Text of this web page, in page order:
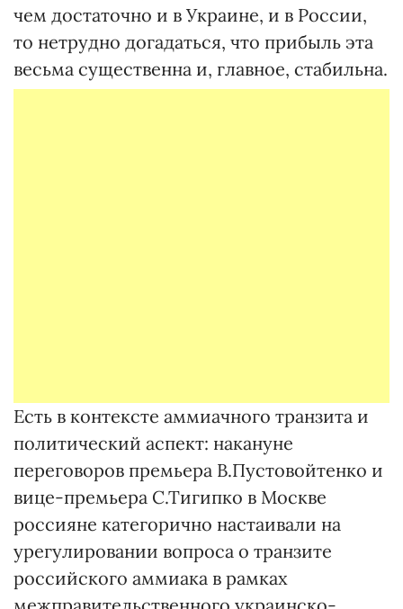
чем достаточно и в Украине, и в России,
то нетрудно догадаться, что прибыль эта
весьма существенна и, главное, стабильна.
Есть в контексте аммиачного транзита и
политический аспект: накануне
переговоров премьера В.Пустовойтенко и
вице-премьера С.Тигипко в Москве
россияне категорично настаивали на
урегулировании вопроса о транзите
российского аммиака в рамках